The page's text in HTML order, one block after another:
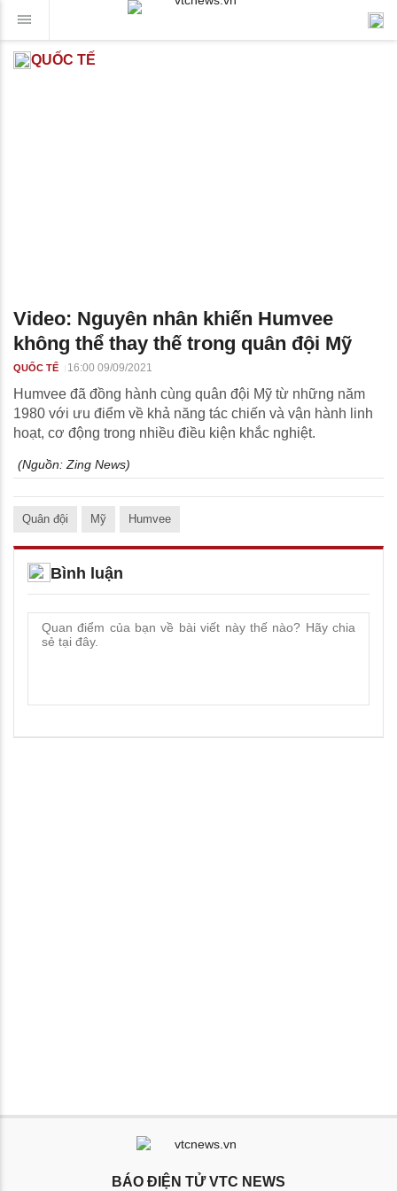
QUỐC TẾ
Video: Nguyên nhân khiến Humvee
không thể thay thế trong quân đội Mỹ
QUỐC TẾ 16:00 09/09/2021
Humvee đã đồng hành cùng quân đội Mỹ từ những năm
1980 với ưu điểm về khả năng tác chiến và vận hành linh
hoạt, cơ động trong nhiều điều kiện khắc nghiệt.
(Nguồn:Zing News)
Quân đội Mỹ Humvee
Bình luận
BÁO ĐIỆN TỬ VTC NEWS